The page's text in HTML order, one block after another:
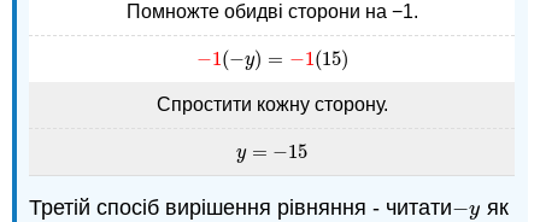
Помножте обидві сторони на −1.
−1(−y) = −1(15)
−1(−y)= −1 15)
Спростити кожну сторону.
y = −15
y=− 15
Третій спосіб вирішення рівняння - читати−y
−y як